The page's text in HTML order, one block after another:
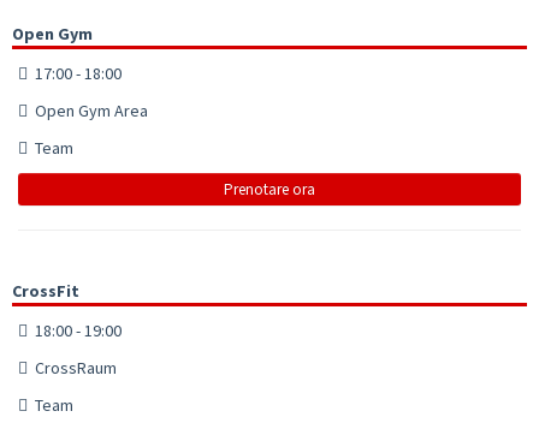
Open Gym
17:00 - 18:00
Open Gym Area
Team
Prenotare ora
CrossFit
18:00 - 19:00
CrossRaum
Team